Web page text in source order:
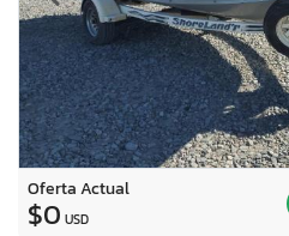
Oferta Actual
$0 USD